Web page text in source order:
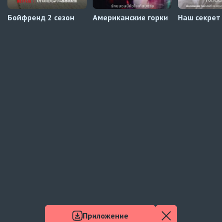
Бойфренд 2 сезон Американские горки Наш секрет
Приложение